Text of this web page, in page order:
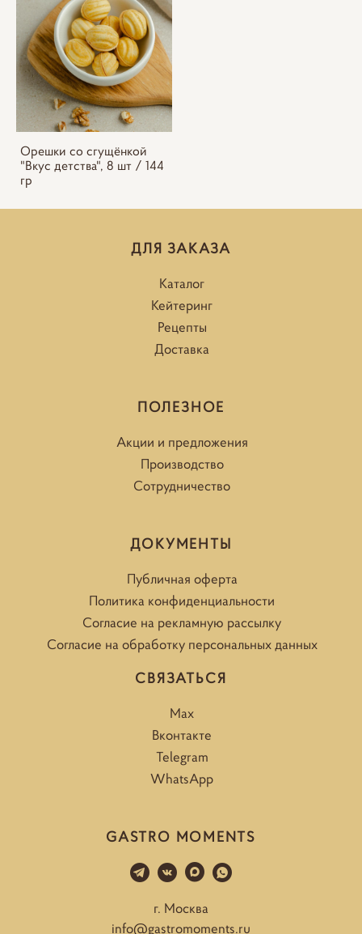
Орешки со сгущёнкой
"Вкус детства", 8 шт / 144
гр
ДЛЯ ЗАКАЗА
Каталог
Кейтеринг
Рецепты
Доставка
ПОЛЕЗНОЕ
Акции и предложения
Производство
Сотрудничество
ДОКУМЕНТЫ
Публичная оферта
Политика конфиденциальности
Согласие на рекламную рассылку
Согласие на обработку персональных данных
СВЯЗАТЬСЯ
Max
Вконтакте
Telegram
WhatsApp
GASTRO MOMENTS
г. Москва
info@gastromoments.ru